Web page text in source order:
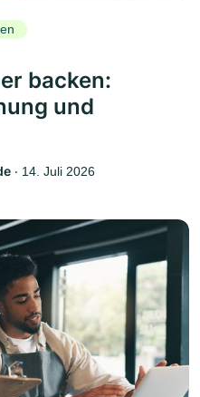
backen:
und
‧ 14. Juli 2026